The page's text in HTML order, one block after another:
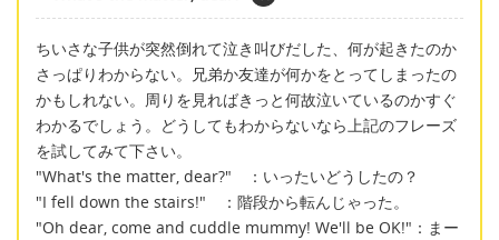
ちいさな子供が突然倒れて泣き叫びだした、何が起きたのか
さっぱりわからない。兄弟か友達が何かをとってしまったの
かもしれない。周りを見ればきっと何故泣いているのかすぐ
わかるでしょう。どうしてもわからないなら上記のフレーズ
を試してみて下さい。
"What's the matter, dear?" ：いったいどうしたの？
"I fell down the stairs!" ：階段から転んじゃった。
"Oh dear, come and cuddle mummy! We'll be OK!"：まー